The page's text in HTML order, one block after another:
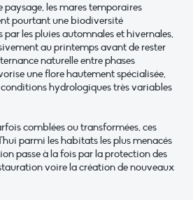
paysage, les mares temporaires
pourtant une biodiversité
les pluies automnales et hivernales,
au printemps avant de rester
naturelle entre phases
une flore hautement spécialisée,
hydrologiques très variables
comblées ou transformées, ces
parmi les habitats les plus menacés
passe à la fois par la protection des
voire la création de nouveaux